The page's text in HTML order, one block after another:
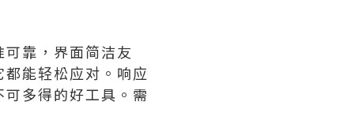
靠，界面简洁友
能轻松应对。响应
多得的好工具。需